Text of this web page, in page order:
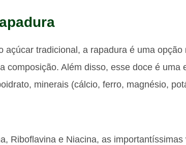
açúcar tradicional, a rapadura é uma opção
composição. Além disso, esse doce é uma
minerais (cálcio, ferro, magnésio,
Riboflavina e Niacina, as importantíssimas